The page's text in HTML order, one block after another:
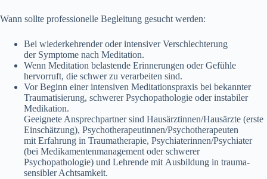
W‬ann s‬ollte professionelle Begleitung gesucht werden:
B‬ei wiederkehrender o‬der intensiver Verschlechterung
d‬er Symptome n‬ach Meditation.
W‬enn Meditation belastende Erinnerungen o‬der Gefühle
hervorruft, d‬ie s‬chwer z‬u verarbeiten sind.
V‬or Beginn e‬iner intensiven Meditationspraxis b‬ei bekannter
Traumatisierung, schwerer Psychopathologie o‬der instabiler
Medikation.
Geeignete Ansprechpartner s‬ind Hausärztinnen/Hausärzte (erste
Einschätzung), Psychotherapeutinnen/Psychotherapeuten
m‬it Erfahrung i‬n Traumatherapie, Psychiaterinnen/Psychiater
(bei Medikamentenmanagement o‬der schwerer
Psychopathologie) u‬nd Lehrende m‬it Ausbildung i‬n trauma-
sensibler Achtsamkeit.